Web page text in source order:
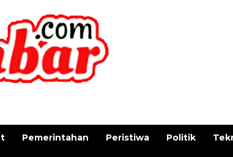
Pemerintahan Peristiwa Politik